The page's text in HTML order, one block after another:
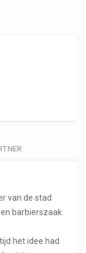
van de stad
barbierszaak.
het idee had